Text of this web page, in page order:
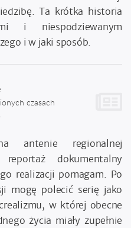
Ta krótka historia
i niespodziewanym
i w jaki sposób.
czasach
antenie regionalnej
reportaż dokumentalny
realizacji pomagam. Po
mogę polecić serię jako
w której obecne
życia miały zupełnie